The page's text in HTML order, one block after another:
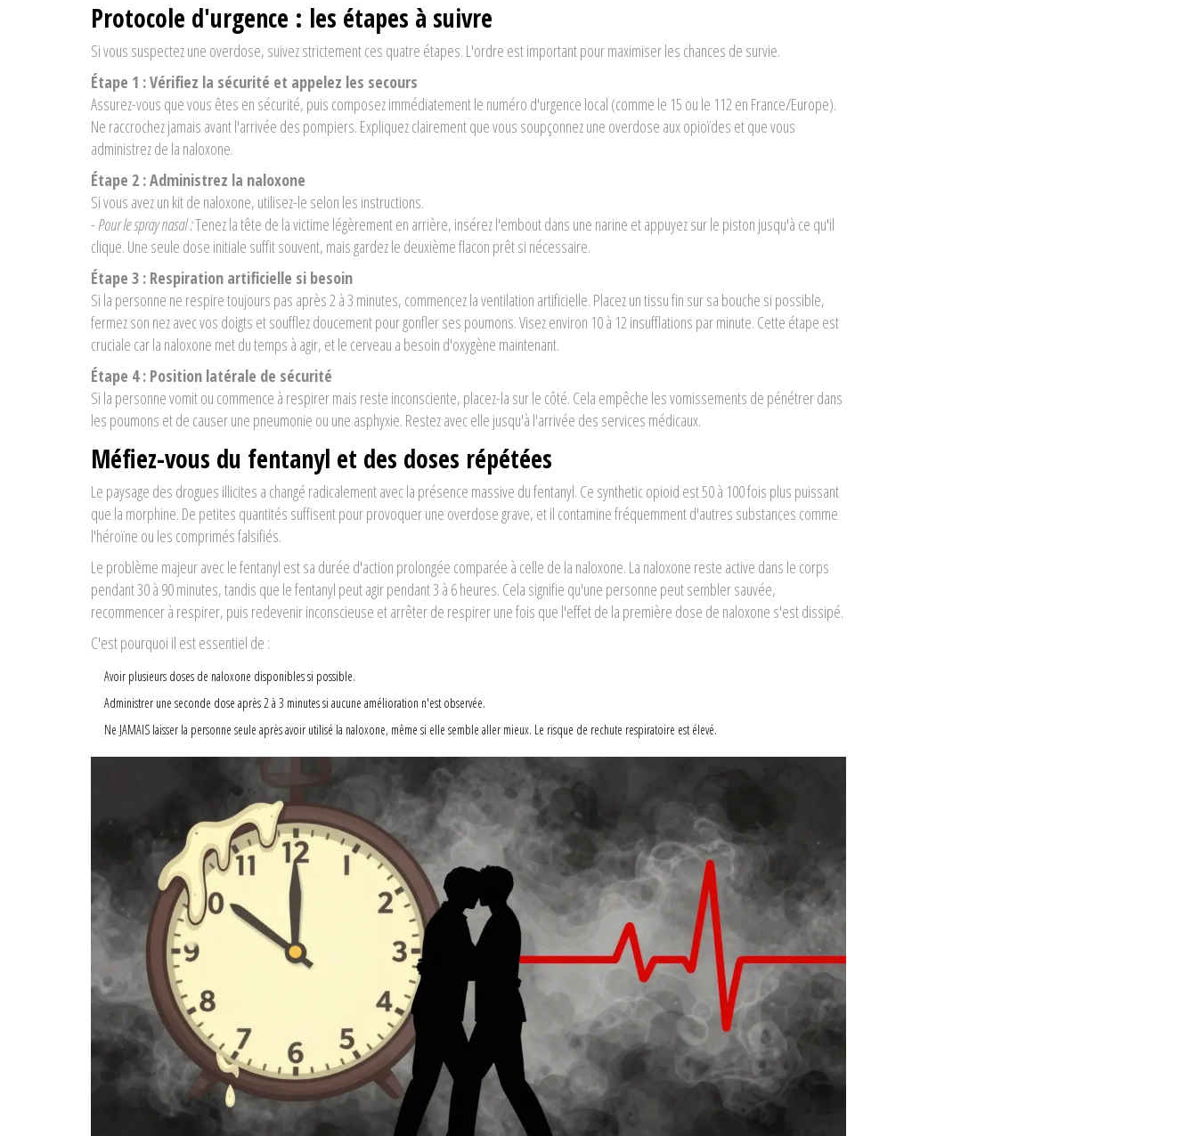
Protocole d'urgence : les étapes à suivre
Si vous suspectez une overdose, suivez strictement ces quatre étapes. L'ordre est important pour maximiser les chances de survie.
Étape 1 : Vérifiez la sécurité et appelez les secours
Assurez-vous que vous êtes en sécurité, puis composez immédiatement le numéro d'urgence local (comme le 15 ou le 112 en France/Europe).
Ne raccrochez jamais avant l'arrivée des pompiers. Expliquez clairement que vous soupçonnez une overdose aux opioïdes et que vous
administrez de la naloxone.
Étape 2 : Administrez la naloxone
Si vous avez un kit de naloxone, utilisez-le selon les instructions.
-Pour le spray nasal :Tenez la tête de la victime légèrement en arrière, insérez l'embout dans une narine et appuyez sur le piston jusqu'à ce qu'il
clique. Une seule dose initiale suffit souvent, mais gardez le deuxième flacon prêt si nécessaire.
Étape 3 : Respiration artificielle si besoin
Si la personne ne respire toujours pas après 2 à 3 minutes, commencez la ventilation artificielle. Placez un tissu fin sur sa bouche si possible,
fermez son nez avec vos doigts et soufflez doucement pour gonfler ses poumons. Visez environ 10 à 12 insufflations par minute. Cette étape est
cruciale car la naloxone met du temps à agir, et le cerveau a besoin d'oxygène maintenant.
Étape 4 : Position latérale de sécurité
Si la personne vomit ou commence à respirer mais reste inconsciente, placez-la sur le côté. Cela empêche les vomissements de pénétrer dans
les poumons et de causer une pneumonie ou une asphyxie. Restez avec elle jusqu'à l'arrivée des services médicaux.
Méfiez-vous du fentanyl et des doses répétées
Le paysage des drogues illicites a changé radicalement avec la présence massive dufentanyl. Ce synthetic opioid est 50 à 100 fois plus puissant
que la morphine. De petites quantités suffisent pour provoquer une overdose grave, et il contamine fréquemment d'autres substances comme
l'héroïne ou les comprimés falsifiés.
Le problème majeur avec le fentanyl est sa durée d'action prolongée comparée à celle de la naloxone. La naloxone reste active dans le corps
pendant 30 à 90 minutes, tandis que le fentanyl peut agir pendant 3 à 6 heures. Cela signifie qu'une personne peut sembler sauvée,
recommencer à respirer, puis redevenir inconscieuse et arrêter de respirer une fois que l'effet de la première dose de naloxone s'est dissipé.
C'est pourquoi il est essentiel de :
Avoir plusieurs doses de naloxone disponibles si possible.
Administrer une seconde dose après 2 à 3 minutes si aucune amélioration n'est observée.
Ne JAMAIS laisser la personne seule après avoir utilisé la naloxone, même si elle semble aller mieux. Le risque de rechute respiratoire est élevé.